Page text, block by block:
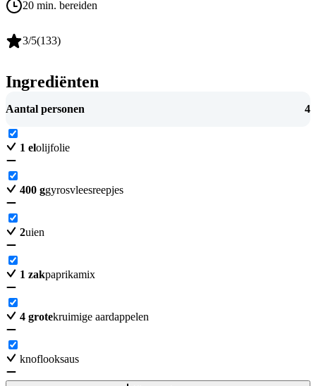
20 min. bereiden
3/5(133)
Ingrediënten
Aantal personen 4
1 elolijfolie
400 ggyrosvleesreepjes
2uien
1 zakpaprikamix
4 grotekruimige aardappelen
knoflooksaus